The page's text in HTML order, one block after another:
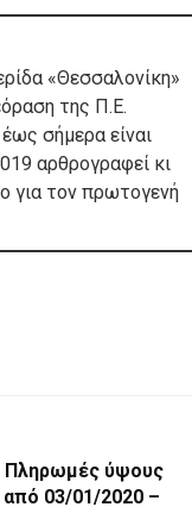
«Θεσσαλονίκη»
της Π.Ε.
σήμερα είναι
αρθρογραφεί κι
για τον πρωτογενή
Πληρωμές ύψους
από 03/01/2020 –